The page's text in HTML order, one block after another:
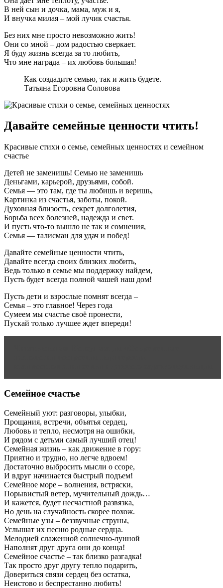
В ней сын и дочка, мама, муж и я,
И внучка милая – мой лучик счастья.
Без них мне просто невозможно жить!
Они со мной – дом радостью сверкает.
Я буду жизнь всегда за то любить,
Что мне награда – их любовь большая!
Как создадите семью, так и жить будете.
Татьяна Егоровна Соловова
Давайте семейные ценности чтить!
Красивые стихи о семье, семейных ценностях и семейном
счастье
Детей не заменишь! Семью не заменишь
Деньгами, карьерой, друзьями, собой.
Семья — это там, где ты любишь и веришь,
Картинка из счастья, заботы, покой.
Духовная близость, секрет долголетия,
Борьба всех болезней, надежда и свет.
И пусть что-то вышло не так и сомнения,
Семья — талисман для удач и побед!
Давайте семейные ценности чтить,
Давайте всегда своих близких любить,
Ведь только в семье мы поддержку найдем,
Пусть будет всегда полной чашей наш дом!
Пусть дети и взрослые помнят всегда –
Семья – это главное! Через года
Сумеем мы счастье своё пронести,
Пускай только лучшее ждет впереди!
Семейное счастье
Семейный уют: разговоры, улыбки,
Прощания, встречи, объятья сердец,
Любовь и тепло, несмотря на ошибки,
И рядом с детьми самый лучший отец!
Семейная жизнь – как движение в гору:
Приятно и трудно, но легче вдвоем!
Достаточно выбросить мысли о ссоре,
И вдруг начинается быстрый подъем!
Семейное море – волнения, встряски,
Порывистый ветер, мучительный дождь…
И кажется, будет несчастной развязка,
Но день на случайность скорее похож.
Семейные узы – беззвучные струны,
Услышат их песню родные сердца.
Мелодией слаженной солнечно-лунной
Наполнят друг друга они до конца!
Семейное счастье – так близко разгадка!
Так просто друг другу тепло подарить,
Довериться связи сердец без остатка,
Неистово и беспрестанно любить!